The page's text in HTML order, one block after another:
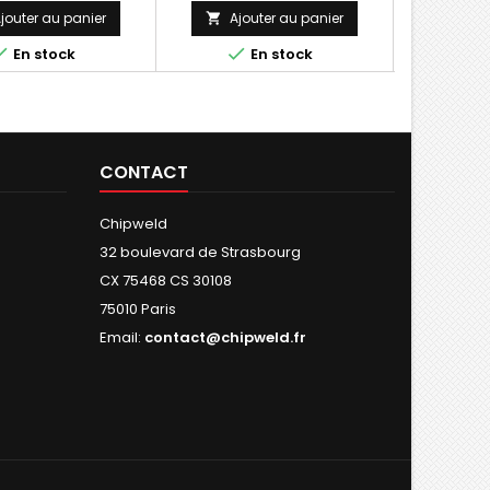
au panier
En stock
 Ajouter au panier
 En stock
CONTACT
Chipweld
32 boulevard de Strasbourg
CX 75468 CS 30108
75010 Paris
Email: contact@chipweld.fr